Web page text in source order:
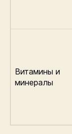
Витамины и
минералы